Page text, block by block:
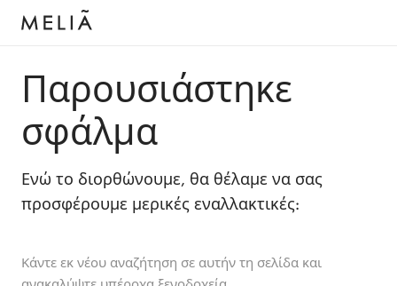
Παρουσιάστηκε
σφάλμα
Ενώ το διορθώνουμε, θα θέλαμε να σας
προσφέρουμε μερικές εναλλακτικές:
Κάντε εκ νέου αναζήτηση σε αυτήν τη σελίδα και